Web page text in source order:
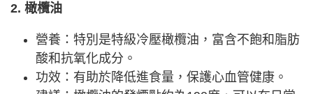
2. 橄欖油
營養：特別是特級冷壓橄欖油，富含不飽和脂肪
酸和抗氧化成分。
功效：有助於降低進食量，保護心血管健康。